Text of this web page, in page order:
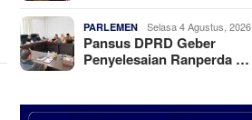
PARLEMEN Selasa 4 Agustus, 2026
Pansus DPRD Geber
Penyelesaian Ranperda …